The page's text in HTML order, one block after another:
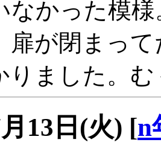
なかった模様
扉が閉まっ
りました。む
13日(火) [n